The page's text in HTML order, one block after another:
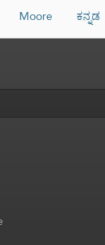
Moore ಕನ್ನಡ